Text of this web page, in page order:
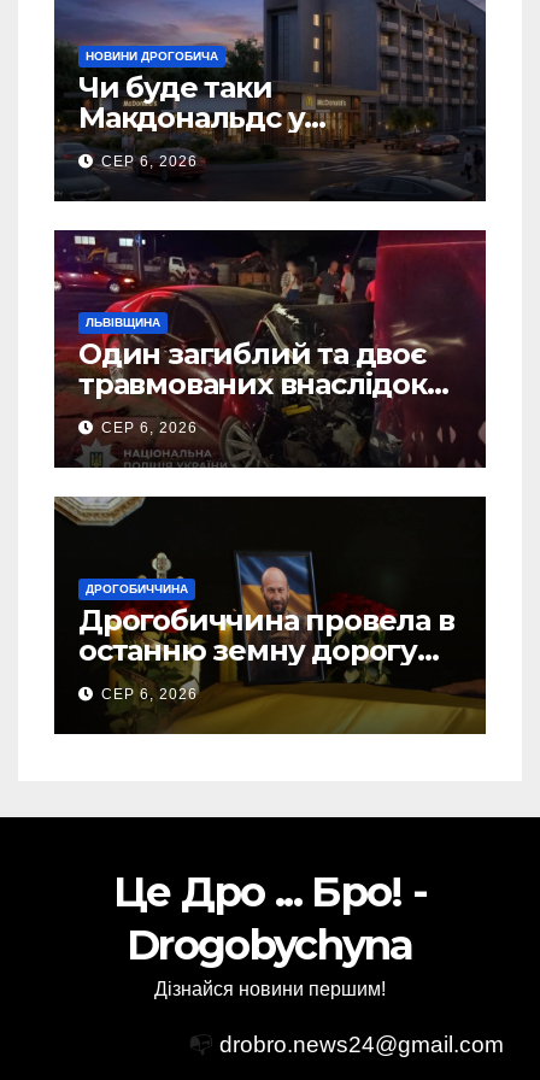
НОВИНИ ДРОГОБИЧА
Чи буде таки
Макдональдс у
Дрогобичі? (Фото)
СЕР 6, 2026
ЛЬВІВЩИНА
Один загиблий та двоє
травмованих внаслідок
ДТП на Самбірщині
СЕР 6, 2026
ДРОГОБИЧЧИНА
Дрогобиччина провела в
останню земну дорогу
свого Захисника – Олега
Торського
СЕР 6, 2026
Це Дро ... Бро! -
Drogobychyna
Дізнайся новини першим!
📭 drobro.news24@gmail.com